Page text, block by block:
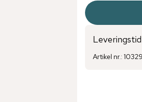
Artikel nr.: